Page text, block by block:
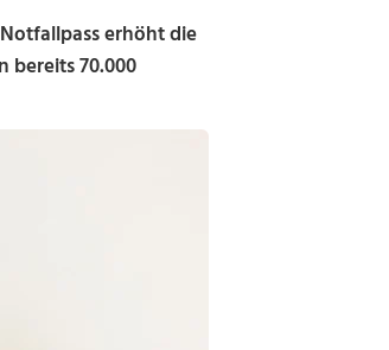
erhöht die
bereits 70.000